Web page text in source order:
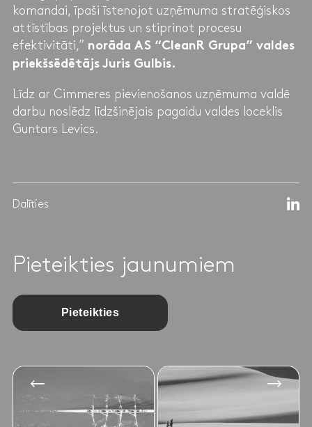
komandai, īpaši īstenojot uzņēmuma stratēģiskos
attīstības projektus un stiprinot procesu
efektivitāti,” norāda AS “CleanR Grupa” valdes
priekšsēdētājs Juris Gulbis.
Līdz ar Cimmeres pievienošanos uzņēmuma valdē
darbu noslēdz līdzšinējais pagaidu valdes loceklis
Guntars Levics.
Dalīties
Pieteikties jaunumiem
Pieteikties